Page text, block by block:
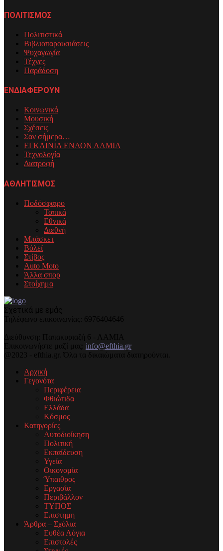
ΠΟΛΙΤΙΣΜΟΣ
Πολιτιστικά
Βιβλιοπαρουσιάσεις
Ψυχαγωγία
Τέχνες
Παράδοση
ΕΝΔΙΑΦΕΡΟΥΝ
Κοινωνικά
Μουσική
Σχέσεις
Σαν σήμερα…
ΕΓΚΑΙΝΙΑ ΕΝΑΟΝ ΛΑΜΙΑ
Τεχνολογία
Διατροφή
ΑΘΛΗΤΙΣΜΟΣ
Ποδόσφαιρο
Τοπικά
Εθνικά
Διεθνή
Μπάσκετ
Βόλεϊ
Στίβος
Auto Moto
Άλλα σπορ
Στοίχημα
Σχετικά με εμάς
Τηλέφωνo επικοινωνίας: 6976404646
Διεύθυνση: Παπακυριαζή 6 - ΛΑΜΙΑ
Επικοινωνήστε μαζί μας: info@efthia.gr
@2023 - efthia.gr. Όλα τα δικαιώματα διατηρούνται.
Αρχική
Γεγονότα
Περιφέρεια
Φθιώτιδα
Ελλάδα
Κόσμος
Κατηγορίες
Αυτοδιοίκηση
Πολιτική
Εκπαίδευση
Υγεία
Οικονομία
Ύπαιθρος
Εργασία
Περιβάλλον
ΤΥΠΟΣ
Επιστημη
Άρθρα – Σχόλια
Ευθέα Λόγια
Επιστολές